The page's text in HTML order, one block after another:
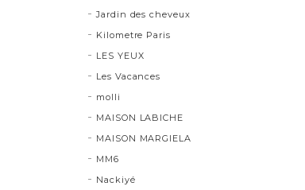
Jardin des cheveux
Kilometre Paris
LES YEUX
Les Vacances
molli
MAISON LABICHE
MAISON MARGIELA
MM6
Nackiyé